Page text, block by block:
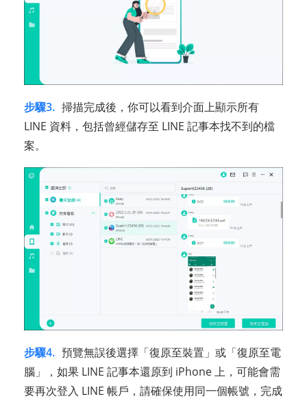
步驟3. 掃描完成後，你可以看到介面上顯示所有
LINE 資料，包括曾經儲存至 LINE 記事本找不到的檔
案。
步驟4. 預覽無誤後選擇「復原至裝置」或「復原至電
腦」，如果 LINE 記事本還原到 iPhone 上，可能會需
要再次登入 LINE 帳戶，請確保使用同一個帳號，完成